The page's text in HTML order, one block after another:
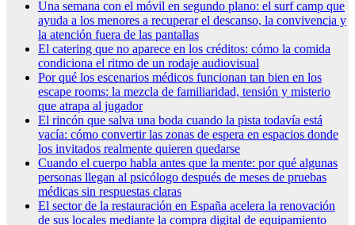
Una semana con el móvil en segundo plano: el surf camp que
ayuda a los menores a recuperar el descanso, la convivencia y
la atención fuera de las pantallas
El catering que no aparece en los créditos: cómo la comida
condiciona el ritmo de un rodaje audiovisual
Por qué los escenarios médicos funcionan tan bien en los
escape rooms: la mezcla de familiaridad, tensión y misterio
que atrapa al jugador
El rincón que salva una boda cuando la pista todavía está
vacía: cómo convertir las zonas de espera en espacios donde
los invitados realmente quieren quedarse
Cuando el cuerpo habla antes que la mente: por qué algunas
personas llegan al psicólogo después de meses de pruebas
médicas sin respuestas claras
El sector de la restauración en España acelera la renovación
de sus locales mediante la compra digital de equipamiento